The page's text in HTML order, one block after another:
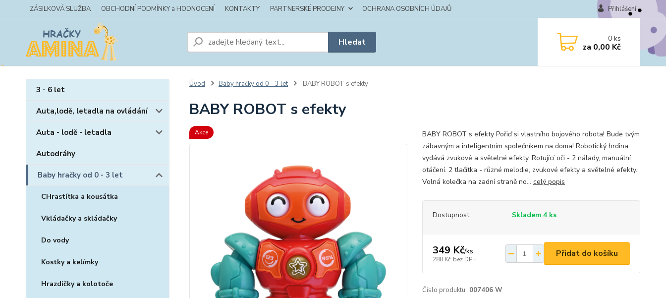
ZÁSILKOVÁ SLUŽBA OBCHODNÍ PODMÍNKY a HODNOCENÍ KONTAKTY PARTNERSKÉ PRODEJNY OCHRANA OSOBNÍCH ÚDAJŮ Přihlášení
Hledat 0ks
za 0,00 Kč
3 - 6 let
Auta,lodě, letadla na ovládání
Auta - lodě - letadla
Autodráhy
Baby hračky od 0 - 3 let
CHrastítka a kousátka
Vkládačky a skládačky
Do vody
Kostky a kelímky
Hrazdičky a kolotoče
Úvod Baby hračky od 0 - 3 let BABY ROBOT s efekty
BABY ROBOT s efekty
Akce
BABY ROBOT s efekty Pořiď si vlastního bojového robota! Bude tvým
zábavným a inteligentním společníkem na doma! Robotický hrdina
vydává zvukové a světelné efekty. Rotující oči - 2 nálady, manuální
otáčení. 2 tlačítka - různé melodie, zvukové efekty a světelné efekty.
Volná kolečka na zadní straně no... celý popis
Dostupnost Skladem 4 ks
349 Kč/ks
288 Kč bez DPH
Přidat do košíku
Číslo produktu: 007406 W